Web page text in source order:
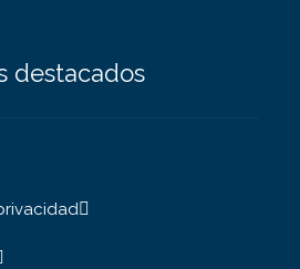
destacados